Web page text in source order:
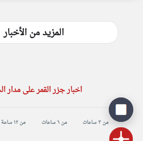
المزيد من الأخبار
اخبار جزر القمر على مدار
من ٣ ساعات من ٦ ساعات من ١٢ ساعة